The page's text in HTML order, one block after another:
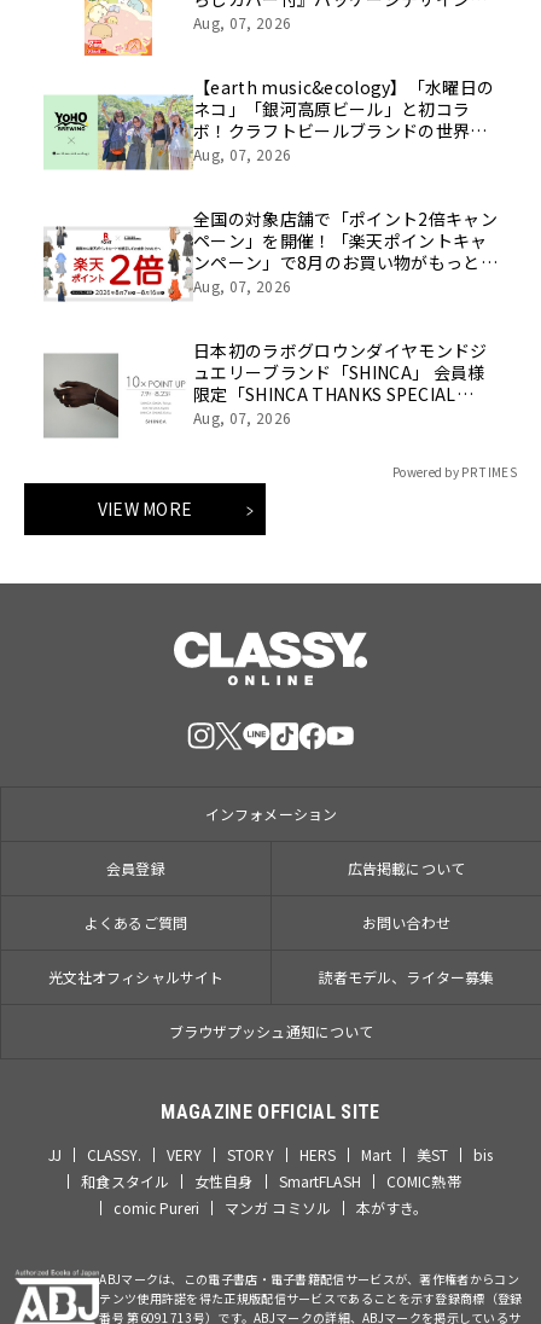
ニューアル
Aug, 07, 2026
【earth music&ecology】「水曜日の
ネコ」「銀河高原ビール」と初コラ
ボ！クラフトビールブランドの世界観
を表現したアイテムが8月8日(土)発売
Aug, 07, 2026
全国の対象店舗で「ポイント2倍キャン
ペーン」を開催！「楽天ポイントキャ
ンペーン」で8月のお買い物がもっとお
得に！
Aug, 07, 2026
日本初のラボグロウンダイヤモンドジ
ュエリーブランド「SHINCA」 会員様
限定「SHINCA THANKS SPECIAL
2026 SUMMER ポイントアップキャン
Aug, 07, 2026
Powered by PR TIMES
VIEW MORE
インフォメーション
会員登録 広告掲載について
よくあるご質問 お問い合わせ
光文社オフィシャルサイト 読者モデル、ライター募集
ブラウザプッシュ通知について
MAGAZINE OFFICIAL SITE
JJ CLASSY. VERY STORY HERS Mart 美ST
bis
和食スタイル
女性自身 SmartFLASH
COMIC熱帯
comic Pureri
マンガ コミソル 本がすき。
ABJマークは、この電子書店・電子書籍配信サービスが、著作権者からコン
テンツ使用許諾を得た正規版配信サービスであることを示す登録商標（登録
番号 第6091713号）です。ABJマークの詳細、ABJマークを掲示しているサ